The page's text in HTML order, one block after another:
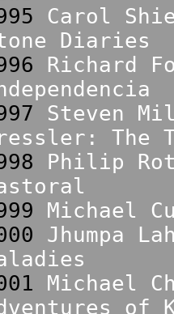
Carol
Diaries
Richard
Steven
The
Philip
Michael
Jhumpa
Michael
of